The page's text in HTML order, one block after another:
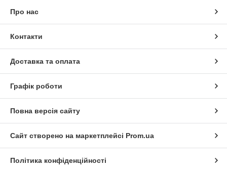
Про нас
Контакти
Доставка та оплата
Графік роботи
Повна версія сайту
Сайт створено на маркетплейсі Prom.ua
Політика конфіденційності